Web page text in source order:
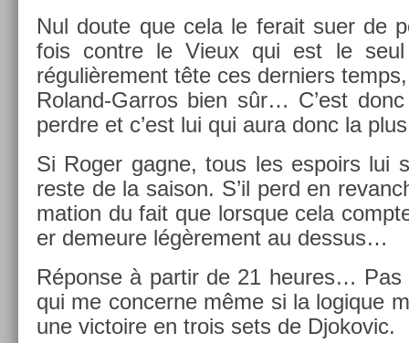
Nul doute que cela le ferait suer de
fois con­tre le Vieux qui est le
réguliè­re­ment tête ces de­rni­ers
Roland-Garros bien sûr… C’est
per­dre et c’est lui qui aura donc la
Si Roger gagne, tous les es­poirs lui
reste de la saison. S’il perd en
ma­tion du fait que lorsque cela
er de­meure légère­ment au de­ssus…
Réponse à par­tir de 21 heures… Pas
qui me con­cer­ne même si la logique
une vic­toire en trois sets de Djokovic.